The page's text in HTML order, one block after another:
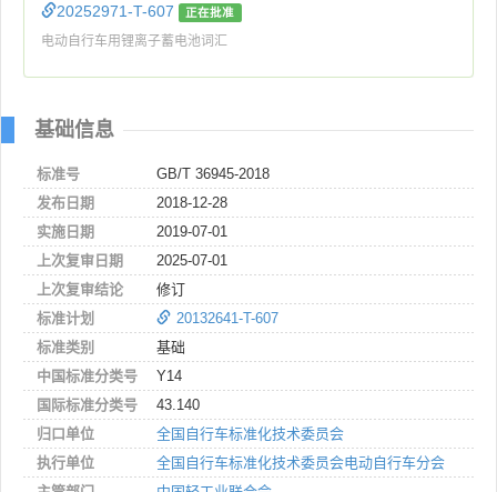
20252971-T-607 正在批准
电动自行车用锂离子蓄电池词汇
基础信息
标准号
GB/T 36945-2018
发布日期
2018-12-28
实施日期
2019-07-01
上次复审日期
2025-07-01
上次复审结论
修订
标准计划
20132641-T-607
标准类别
基础
中国标准分类号
Y14
国际标准分类号
43.140
归口单位
全国自行车标准化技术委员会
执行单位
全国自行车标准化技术委员会电动自行车分会